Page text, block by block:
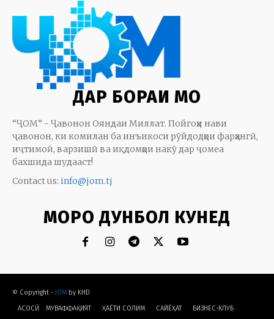
ДАР БОРАИ МО
“ҶОМ” - Ҷавонон Ояндаи Миллат. Пойгоҳи нави
ҷавонон, ки комилан ба инъикоси рӯйдодҳои фарҳангӣ,
иҷтимоӣ, варзишӣ ва иқдомҳои накӯ дар ҷомеа
бахшида шудааст!
Contact us: info@jom.tj
МОРО ДУНБОЛ КУНЕД
© Copyright - JOM by KHD
АСОСӢ
МУВАФФАҚИЯТ ҲАЁТИ СОЛИМ CАЙЁҲАТ БИЗНЕС-КЛУБ